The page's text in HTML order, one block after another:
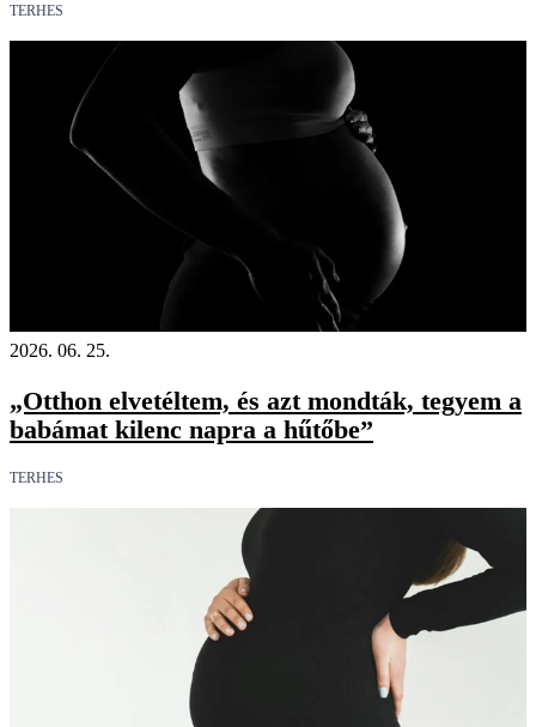
TERHES
2026. 06. 25.
„Otthon elvetéltem, és azt mondták, tegyem a
babámat kilenc napra a hűtőbe”
TERHES